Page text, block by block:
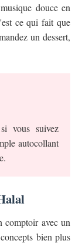
douce en
ce qui fait que
un dessert,
si vous suivez
autocollant
comptoir avec un
bien plus